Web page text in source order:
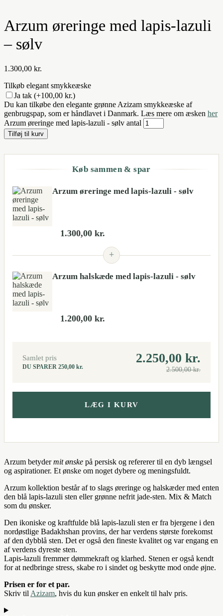
Arzum øreringe med lapis-lazuli
– sølv
1.300,00 kr.
Tilkøb elegant smykkeæske
Ja tak (+100,00 kr.)
Du kan tilkøbe den elegante grønne Azizam smykkeæske af
genbrugspap, som er håndlavet i Danmark. Læs mere om æsken her
Arzum øreringe med lapis-lazuli - sølv antal
Tilføj til kurv
Køb sammen & spar
Arzum øreringe med lapis-lazuli - sølv
1.300,00 kr.
+
Arzum halskæde med lapis-lazuli - sølv
1.200,00 kr.
Samlet pris
DU SPARER 250,00 kr.
2.250,00 kr.
2.500,00kr.
LÆG I KURV
Arzum betydermit ønske på persisk og refererer til en dyb længsel
og aspirationer. Et ønske om noget dybere og meningsfuldt.
Arzum kollektion består af to slags øreringe og halskæder med enten
den blå lapis-lazuli sten eller grønne nefrit jade-sten. Mix & Match
som du ønsker.
Den ikoniske og kraftfulde blå lapis-lazuli sten er fra bjergene i den
nordøstlige Badakhshan provins, der har verdens største forekomst
af den dybblå sten. Det er også den fineste kvalitet og var engang en
af verdens dyreste sten.
Lapis-lazuli fremmer dømmekraft og klarhed. Stenen er også kendt
for at nedbringe stress, skabe ro i sindet og beskytte mod onde øjne.
Prisen er for et par.
Skriv til Azizam, hvis du kun ønsker en enkelt til halv pris.